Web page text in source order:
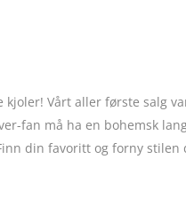
kjoler! Vårt aller første salg
fan må ha en bohemsk
din favoritt og forny stilen